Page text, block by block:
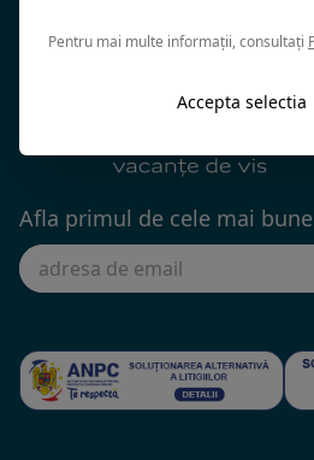
Afla primul de cele mai
Pentru mai multe informații, consultați
Accepta selectia